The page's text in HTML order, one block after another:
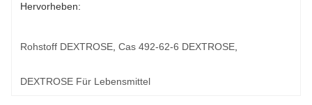
Hervorheben:
Rohstoff DEXTROSE Cas 492-62-6 DEXTROSE
DEXTROSE Für Lebensmittel